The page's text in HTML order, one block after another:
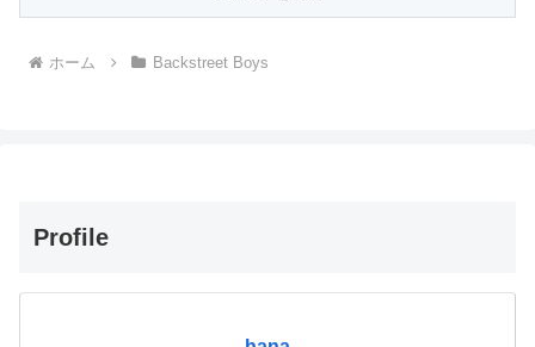
ホーム Backstreet Boys
Profile